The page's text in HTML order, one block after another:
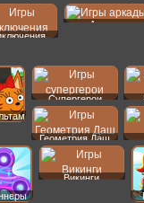
Аркады
Супергерои
Геометрия Даш
Викинги